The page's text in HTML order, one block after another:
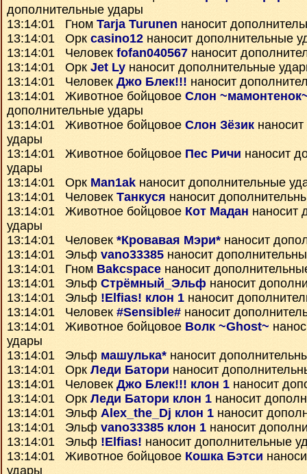
дополнительные удары
13:14:01 Гном Tarja Turunen наносит
13:14:01 Орк casino12 наносит дополнительные
13:14:01 Человек fofan040567 наносит
13:14:01 Орк Jet Ly наносит дополнительные
13:14:01 Человек Джо Блек!!! наносит
13:14:01 Животное бойцовое Слон
дополнительные удары
13:14:01 Животное бойцовое Слон Зёзик
удары
13:14:01 Животное бойцовое Пес Ричи наносит
удары
13:14:01 Орк Man1ak наносит дополнительные
13:14:01 Человек Танкуся наносит
13:14:01 Животное бойцовое Кот Мадан наносит
удары
13:14:01 Человек *Кровавая Мэри* наносит
13:14:01 Эльф vano33385 наносит
13:14:01 Гном Bakcspace наносит
13:14:01 Эльф Стрёмный_Эльф наносит
13:14:01 Эльф !Elfias! клон 1 наносит
13:14:01 Человек #Sensible# наносит
13:14:01 Животное бойцовое Волк ~Ghost~
удары
13:14:01 Эльф машулька* наносит
13:14:01 Орк Леди Батори наносит
13:14:01 Человек Джо Блек!!! клон 1 наносит
13:14:01 Орк Леди Батори клон 1 наносит
13:14:01 Эльф Alex_the_Dj клон 1 наносит
13:14:01 Эльф vano33385 клон 1 наносит
13:14:01 Эльф !Elfias! наносит дополнительные
13:14:01 Животное бойцовое Кошка Бэтси
удары